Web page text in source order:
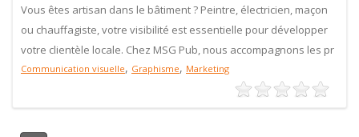
Vous êtes artisan dans le bâtiment ? Peintre, électricien, maçon
ou chauffagiste, votre visibilité est essentielle pour développer
votre clientèle locale. Chez MSG Pub, nous accompagnons les pr
Communication visuelle, Graphisme, Marketing